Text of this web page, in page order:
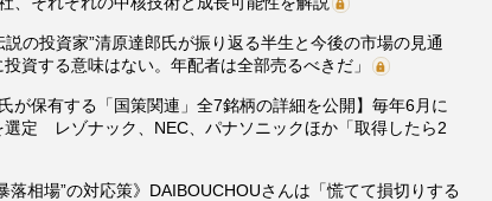
説の投資家”清原達郎氏が振り返る半生と今後の市場の見通
資する意味はない。年配者は全部売るべきだ」
が保有する「国策関連」全7銘柄の詳細を公開】毎年6月に
選定 レゾナック、NEC、パナソニックほか「取得したら2
落相場”の対応策》DAIBOUCHOUさんは「慌てて損切りする